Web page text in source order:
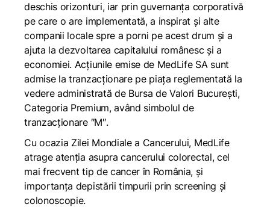
deschis orizonturi, iar prin guvernanța corporativă
pe care o are implementată, a inspirat și alte
companii locale spre a porni pe acest drum și a
ajuta la dezvoltarea capitalului românesc și a
economiei. Acțiunile emise de MedLife SA sunt
admise la tranzacționare pe piața reglementată la
vedere administrată de Bursa de Valori București,
Categoria Premium, având simbolul de
tranzacționare ″M″.
Cu ocazia Zilei Mondiale a Cancerului, MedLife
atrage atenția asupra cancerului colorectal, cel
mai frecvent tip de cancer în România, și
importanța depistării timpurii prin screening și
colonoscopie.